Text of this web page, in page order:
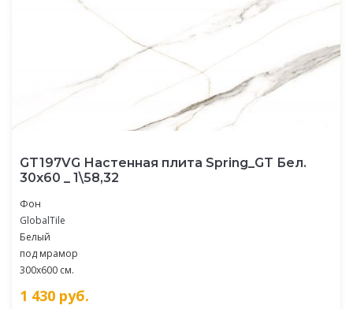
GT197VG Настенная плита Spring_GT Бел.
30x60 _ 1\58,32
Фон
GlobalTile
Белый
под мрамор
300x600 см.
1 430 руб.